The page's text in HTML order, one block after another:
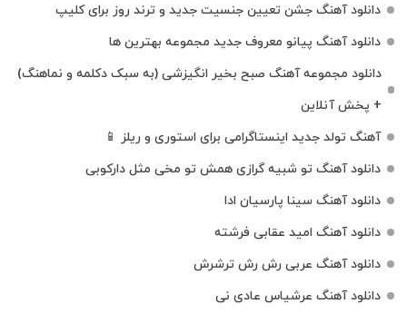
دانلود آهنگ جشن تعیین جنسیت جدید و ترند روز برای کلیپ
دانلود آهنگ پیانو معروف جدید مجموعه بهترین ها
دانلود مجموعه آهنگ صبح بخیر انگیزشی (به سبک دکلمه و نماهنگ)
+ پخش آنلاین
آهنگ تولد جدید اینستاگرامی برای استوری و ریلز 📱
دانلود آهنگ تو شبیه گرازی همش تو مخی مثل دارکوبی
دانلود آهنگ سینا پارسیان ادا
دانلود آهنگ امید عقابی فرشته
دانلود آهنگ عربی رش رش ترشرش
دانلود آهنگ عرشیاس عادی نی